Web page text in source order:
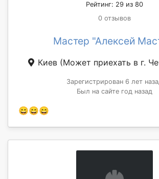
Рейтинг: 29 из 80
0 отзывов
Мастер "Алексей
Киев (Может приехать в г.
Зарегистрирован 6 лет
Был на сайте год назад
😄😄😄